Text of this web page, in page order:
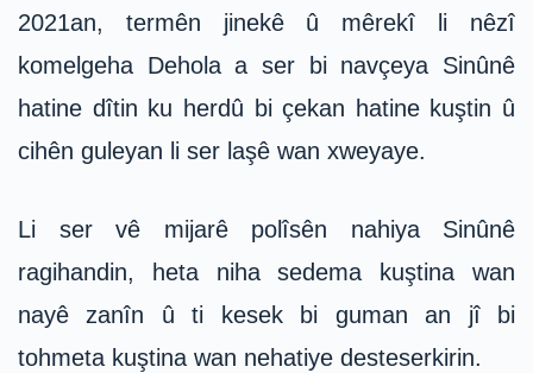
2021an, termên jinekê û mêrekî li nêzî
komelgeha Dehola a ser bi navçeya Sinûnê
hatine dîtin ku herdû bi çekan hatine kuştin û
cihên guleyan li ser laşê wan xweyaye.
Li ser vê mijarê polîsên nahiya Sinûnê
ragihandin, heta niha sedema kuştina wan
nayê zanîn û ti kesek bi guman an jî bi
tohmeta kuştina wan nehatiye desteserkirin.